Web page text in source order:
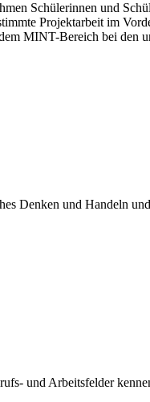
Schülerinnen und
Projektarbeit im
MINT-Bereich bei den
Denken und Handeln
und Arbeitsfelder